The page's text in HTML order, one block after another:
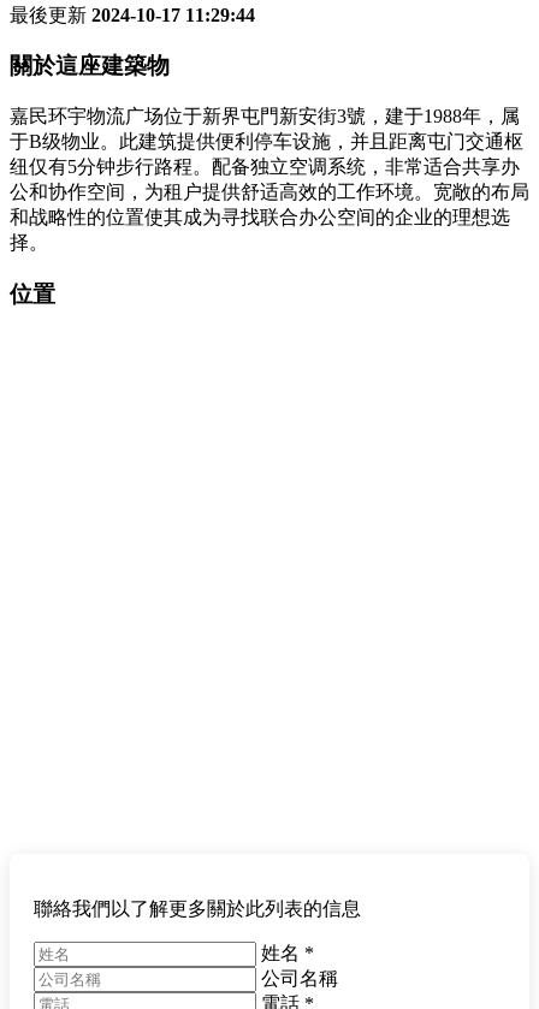
最後更新 2024-10-17 11:29:44
關於這座建築物
嘉民环宇物流广场位于新界屯門新安街3號，建于1988年，属
于B级物业。此建筑提供便利停车设施，并且距离屯门交通枢
纽仅有5分钟步行路程。配备独立空调系统，非常适合共享办
公和协作空间，为租户提供舒适高效的工作环境。宽敞的布局
和战略性的位置使其成为寻找联合办公空间的企业的理想选
择。
位置
聯絡我們以了解更多關於此列表的信息
姓名 *
公司名稱
電話 *